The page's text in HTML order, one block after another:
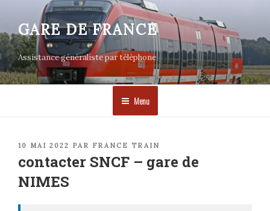
contenu
principal
GARE DE FRANCE
Assistance généraliste par téléphone
Menu
PUBLIÉ
10 MAI 2022 PAR FRANCE TRAIN
contacter SNCF – gare de
NIMES